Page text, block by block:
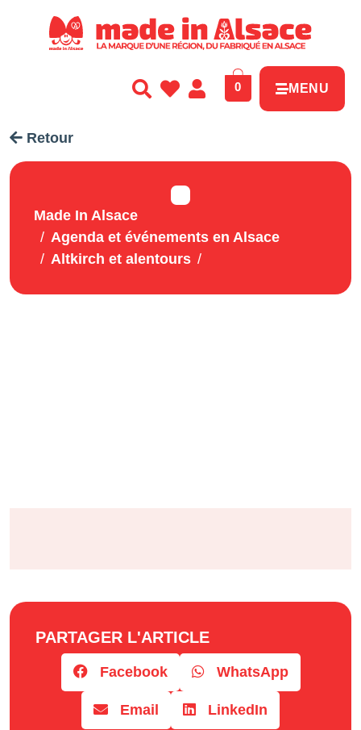
0 MENU
Retour
Made In Alsace
Agenda et événements en Alsace
Altkirch et alentours
PARTAGER L'ARTICLE
Facebook WhatsApp
Email LinkedIn